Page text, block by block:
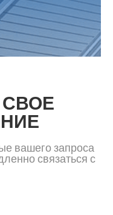
СВОЕ
вашего запроса
связаться с